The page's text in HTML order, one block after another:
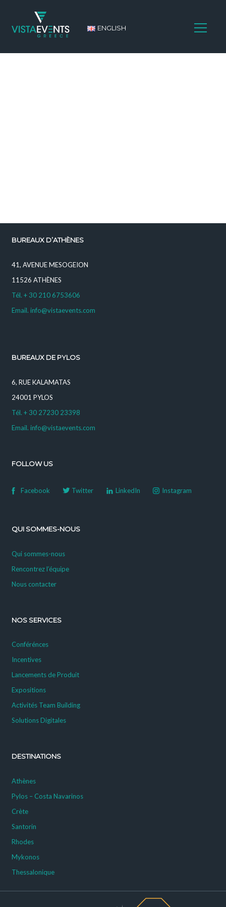
ENGLISH
BUREAUX D’ATHÈNES
41, AVENUE MESOGEION
11526 ATHÈNES
Tél. + 30 210 6753606
Email. info@vistaevents.com
BUREAUX DE PYLOS
6, RUE KALAMATAS
24001 PYLOS
Tél. + 30 27230 23398
Email. info@vistaevents.com
FOLLOW US
Facebook Twitter LinkedIn Instagram
QUI SOMMES-NOUS
Qui sommes-nous
Rencontrez l’équipe
Nous contacter
NOS SERVICES
Conférénces
Incentives
Lancements de Produit
Expositions
Activités Team Building
Solutions Digitales
DESTINATIONS
Athènes
Pylos – Costa Navarinos
Crète
Santorin
Rhodes
Mykonos
Thessalonique